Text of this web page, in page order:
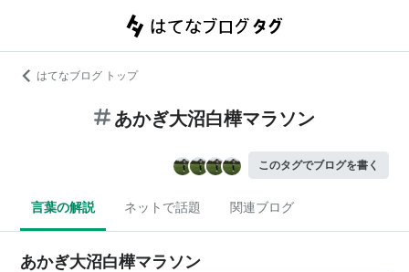
はてなブログ トップ
あかぎ大沼白樺マラソン
このタグでブログを書く
言葉の解説 ネットで話題 関連ブログ
あかぎ大沼白樺マラソン